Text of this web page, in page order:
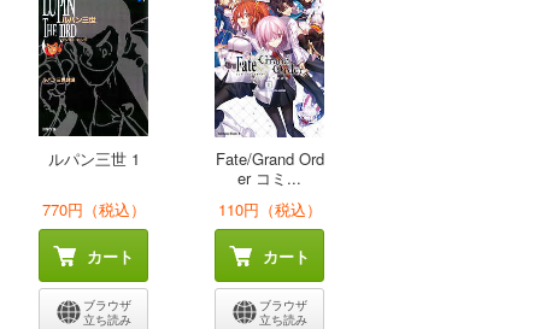
ルパン三世 1
770円（税込）
カート
ブラウザ
立ち読み
Fate/Grand Ord
er コミ...
110円（税込）
カート
ブラウザ
立ち読み